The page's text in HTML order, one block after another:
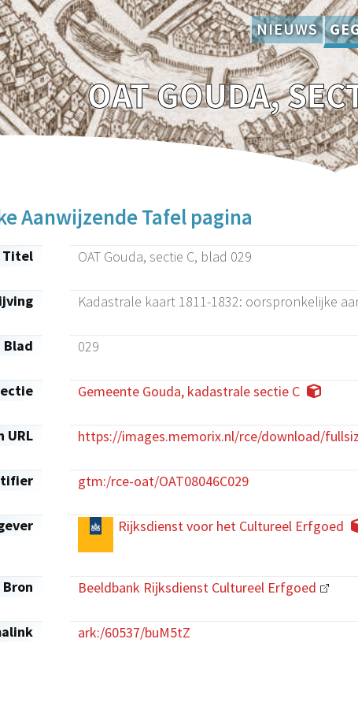
NIEUWS
OAT GOUDA,
Aanwijzende Tafel pagina
Titel OAT Gouda, sectie C, blad 029
Kadastrale kaart 1811-1832: oorspronkelijke
Blad 029
Gemeente Gouda, kadastrale sectie C
URL https://images.memorix.nl/rce/download/
gtm:/rce-oat/OAT08046C029
Rijksdienst voor het Cultureel Erfgoed
Bron Beeldbank Rijksdienst Cultureel Erfgoed
ark:/60537/buM5tZ